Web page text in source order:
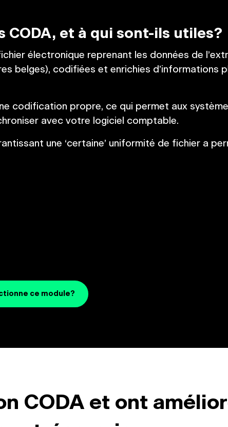
CODA, et à qui sont-ils utiles?
électronique reprenant les données de
belges), codifiées et enrichies d’informations
codification propre, ce qui permet aux
avec votre logiciel comptable.
une ‘certaine’ uniformité de fichier a
ce module?
CODA et ont